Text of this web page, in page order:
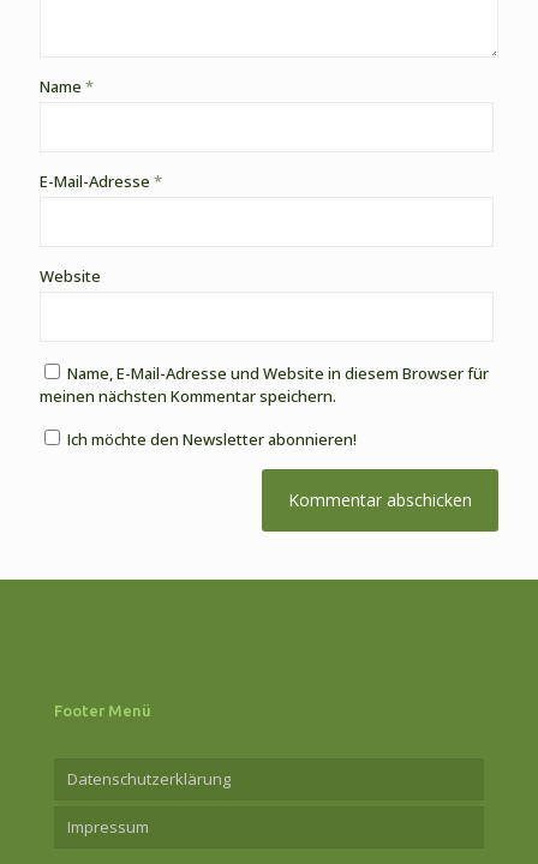
Name *
E-Mail-Adresse *
Website
Name, E-Mail-Adresse und Website in diesem Browser für
meinen nächsten Kommentar speichern.
Ich möchte den Newsletter abonnieren!
Footer Menü
Datenschutzerklärung
Impressum